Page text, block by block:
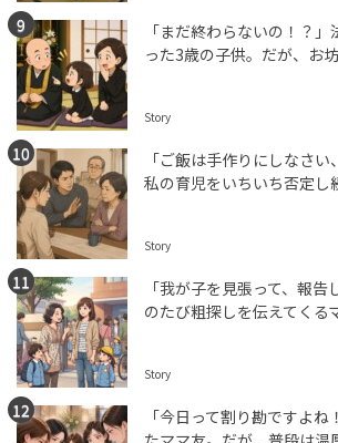
「まだ終わらないの！？
った3歳の子供。だが、お
Story
「ご飯は手作りにしなさい
私の育児をいちいち否定し
Story
「我が子を見張って、報
のたび粗探しを伝えてくる
Story
「今日って割り勘ですよ